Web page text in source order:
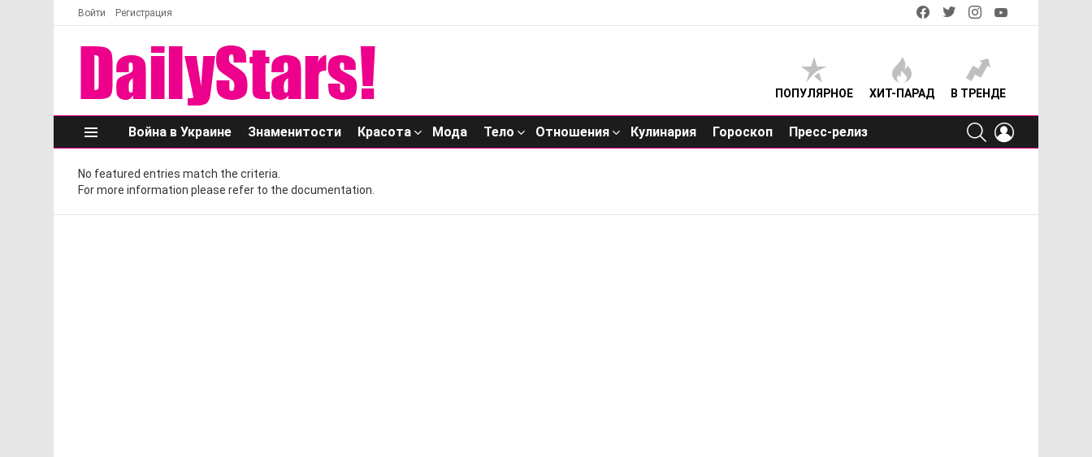
Войти Регистрация
facebooktwitterinstagram
ПОПУЛЯРНОЕ ХИТ-ПАРАД В ТРЕНДЕ
Меню
Война в Украине Знаменитости Красота Мода Тело Отношения Кулинария Гороскоп Пресс-релиз
SEARCH
No featured entries match the criteria.
For more information please refer to the documentation.